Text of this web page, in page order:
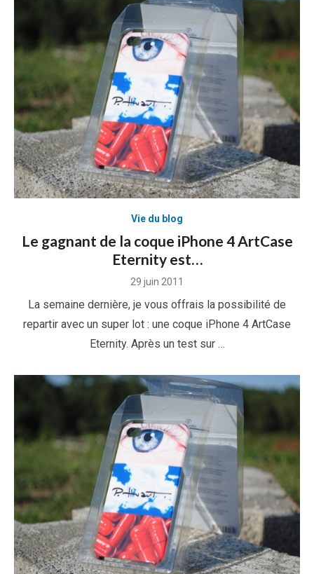
Vie du blog
Le gagnant de la coque iPhone 4 ArtCase
Eternity est…
Posted
29 juin 2011
La semaine dernière, je vous offrais la possibilité de
repartir avec un super lot : une coque iPhone 4 ArtCase
Eternity. Après un test sur …